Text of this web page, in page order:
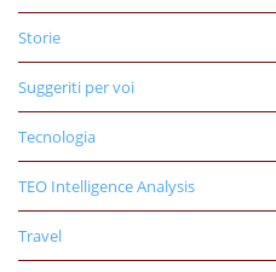
Storie
Suggeriti per voi
Tecnologia
TEO Intelligence Analysis
Travel